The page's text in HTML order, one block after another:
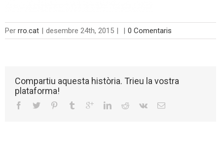
Per rro.cat | desembre 24th, 2015 | | 0 Comentaris
Compartiu aquesta història. Trieu la vostra
plataforma!